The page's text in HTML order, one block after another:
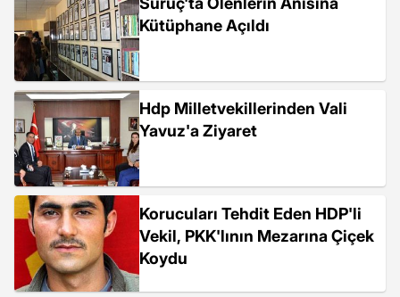
Kütüphane Açıldı
Hdp Milletvekillerinden Vali
Yavuz'a Ziyaret
Korucuları Tehdit Eden HDP'li
Vekil, PKK'lının Mezarına Çiçek
Koydu